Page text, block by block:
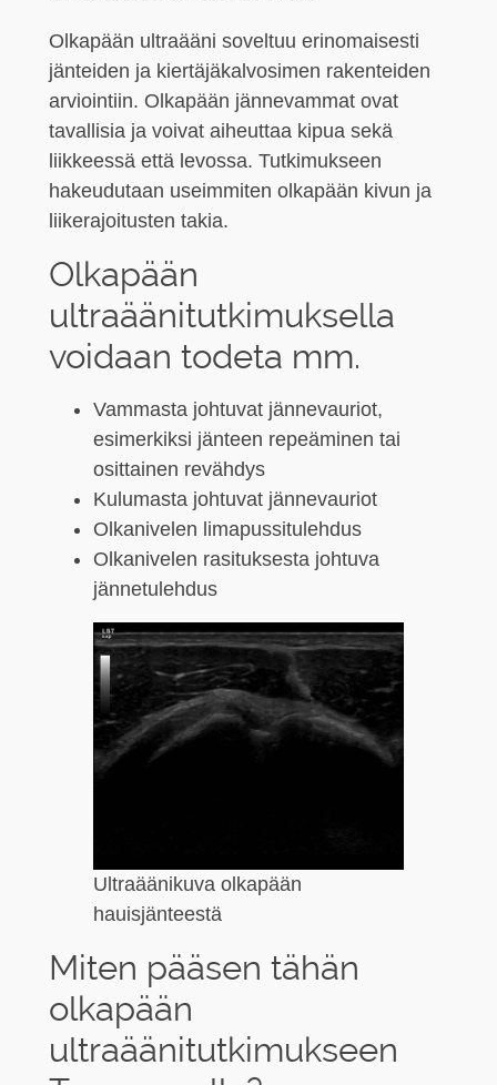
Olkapään ultraääni soveltuu erinomaisesti
jänteiden ja kiertäjäkalvosimen rakenteiden
arviointiin. Olkapään jännevammat ovat
tavallisia ja voivat aiheuttaa kipua sekä
liikkeessä että levossa. Tutkimukseen
hakeudutaan useimmiten olkapään kivun ja
liikerajoitusten takia.
Olkapään
ultraäänitutkimuksella
voidaan todeta mm.
Vammasta johtuvat jännevauriot,
esimerkiksi jänteen repeäminen tai
osittainen revähdys
Kulumasta johtuvat jännevauriot
Olkanivelen limapussitulehdus
Olkanivelen rasituksesta johtuva
jännetulehdus
Ultraäänikuva olkapään
hauisjänteestä
Miten pääsen tähän
olkapään
ultraäänitutkimukseen